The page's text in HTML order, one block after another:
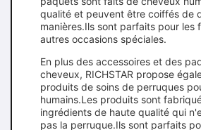
qualité et peuvent être coiffés de
manières.Ils sont parfaits pour les
autres occasions spéciales.
En plus des accessoires et des
cheveux, RICHSTAR propose
produits de soins de perruques
humains.Les produits sont
ingrédients de haute qualité qui
pas la perruque.Ils sont parfaits